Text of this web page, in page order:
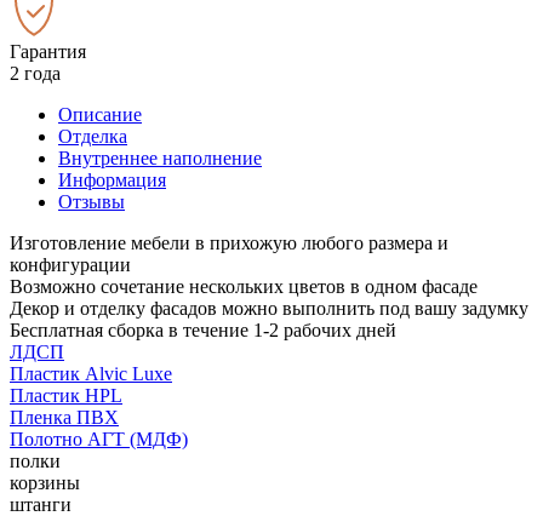
Гарантия
2 года
Описание
Отделка
Внутреннее наполнение
Информация
Отзывы
Изготовление мебели в прихожую любого размера и
конфигурации
Возможно сочетание нескольких цветов в одном фасаде
Декор и отделку фасадов можно выполнить под вашу задумку
Бесплатная сборка в течение 1-2 рабочих дней
ЛДСП
Пластик Alvic Luxe
Пластик HPL
Пленка ПВХ
Полотно АГТ (МДФ)
полки
корзины
штанги